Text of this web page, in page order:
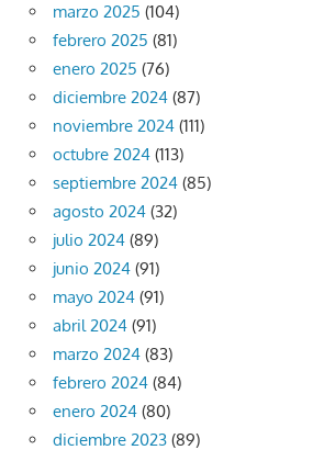
marzo 2025 (104)
febrero 2025 (81)
enero 2025 (76)
diciembre 2024 (87)
noviembre 2024 (111)
octubre 2024 (113)
septiembre 2024 (85)
agosto 2024 (32)
julio 2024 (89)
junio 2024 (91)
mayo 2024 (91)
abril 2024 (91)
marzo 2024 (83)
febrero 2024 (84)
enero 2024 (80)
diciembre 2023 (89)